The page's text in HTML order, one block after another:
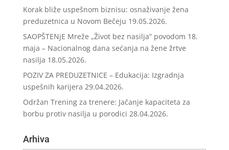
Korak bliže uspešnom biznisu: osnaživanje žena
preduzetnica u Novom Bečeju 19.05.2026.
SAOPŠTENjE Mreže „Život bez nasilja” povodom 18.
maja – Nacionalnog dana sećanja na žene žrtve
nasilja 18.05.2026.
POZIV ZA PREDUZETNICE – Edukacija: Izgradnja
uspešnih karijera 29.04.2026.
Održan Trening za trenere: Jačanje kapaciteta za
borbu protiv nasilja u porodici 28.04.2026.
Arhiva